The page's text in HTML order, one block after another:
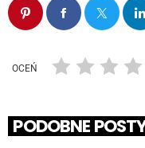
OCEŃ
PODOBNE